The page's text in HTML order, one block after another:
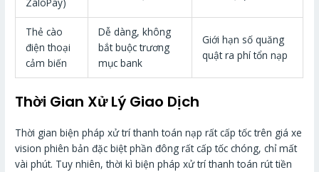
Thẻ cào
điện thoại
cảm biến
Dễ dàng, không
bắt buộc trương
mục bank
Giới hạn số quăng
quật ra phí tổn nạp
Thời Gian Xử Lý Giao Dịch
Thời gian biện pháp xử trí thanh toán nạp rất cấp tốc trên giá xe
vision phiên bản đặc biệt phần đông rất cấp tốc chóng, chỉ mất
vài phút. Tuy nhiên, thời kì biện pháp xử trí thanh toán rút tiền